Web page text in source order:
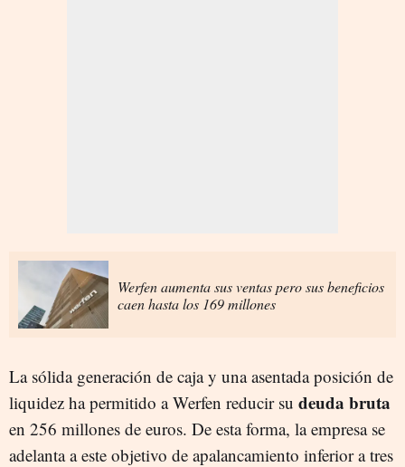
Werfen aumenta sus ventas pero sus beneficios
caen hasta los 169 millones
La sólida generación de caja y una asentada posición de
liquidez ha permitido a Werfen reducir su deuda bruta
en 256 millones de euros. De esta forma, la empresa se
adelanta a este objetivo de apalancamiento inferior a tres